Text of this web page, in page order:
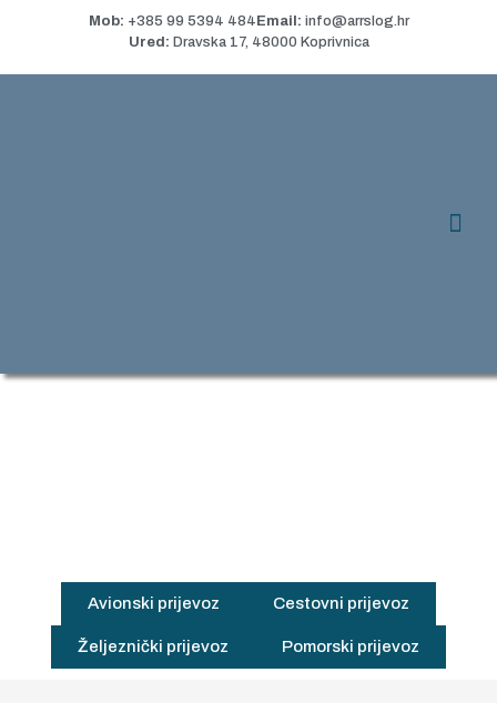
Mob: +385 99 5394 484 Email: info@arrslog.hr
Ured: Dravska 17, 48000 Koprivnica
Avionski prijevoz Cestovni prijevoz
Željeznički prijevoz Pomorski prijevoz